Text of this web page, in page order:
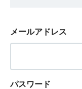
メールアドレス
パスワード